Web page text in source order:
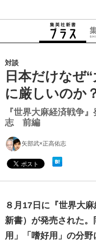
対談
日本だけなぜ
に厳しいのか
『世界大麻経済戦争
志 前編
矢部武×正高佑志
８月17日に『世界大
新書）が発売された
用」「嗜好用」の分